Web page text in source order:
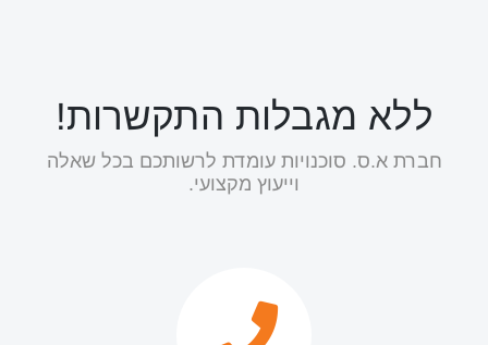
ללא מגבלות התקשרות!
חברת א.ס. סוכנויות עומדת לרשותכם בכל שאלה
וייעוץ מקצועי.